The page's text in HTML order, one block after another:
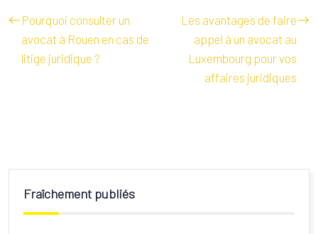
Pourquoi consulter un
avocat à Rouen en cas de
litige juridique ?
Les avantages de faire
appel à un avocat au
Luxembourg pour vos
affaires juridiques
Fraîchement publiés